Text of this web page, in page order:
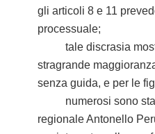
gli articoli 8 e 11
processuale;
tale discrasia mostra
stragrande
senza guida, e per le
numerosi sono stati
regionale Antonello